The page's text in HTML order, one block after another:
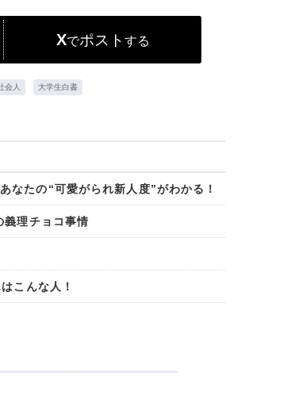
Xでポスト する
会人 大学生白書
なたの“可愛がられ新人度”がわかる！
義理チョコ事情
こんな人！